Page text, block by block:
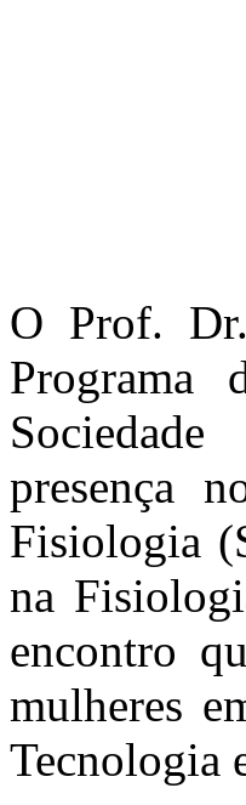
O Prof.
Programa
presença
Fisiologia
na
encontro
mulheres
Tecnologia